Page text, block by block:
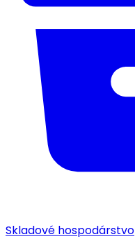
Skladové hospodárstvo